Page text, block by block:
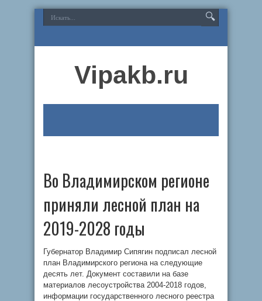
Vipakb.ru
Во Владимирском регионе
приняли лесной план на
2019-2028 годы
Губернатор Владимир Сипягин подписал лесной
план Владимирского региона на следующие
десять лет. Документ составили на базе
материалов лесоустройства 2004-2018 годов,
информации государственного лесного реестра